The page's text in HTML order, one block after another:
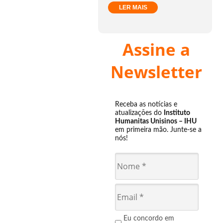
LER MAIS
Assine a
Newsletter
Receba as notícias e
atualizações do Instituto
Humanitas Unisinos – IHU
em primeira mão. Junte-se a
nós!
Eu concordo em